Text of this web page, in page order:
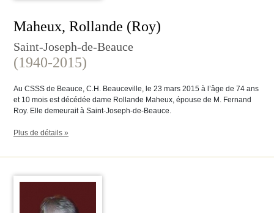
Maheux, Rollande (Roy)
Saint-Joseph-de-Beauce
(1940-2015)
Au CSSS de Beauce, C.H. Beauceville, le 23 mars 2015 à l’âge de 74 ans
et 10 mois est décédée dame Rollande Maheux, épouse de M. Fernand
Roy. Elle demeurait à Saint-Joseph-de-Beauce.
Plus de détails »